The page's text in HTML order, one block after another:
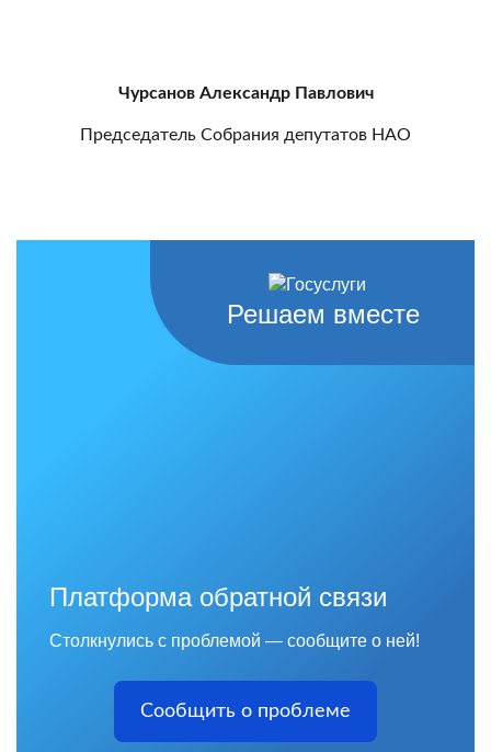
Чурсанов Александр Павлович
Председатель Собрания депутатов НАО
Решаем вместе
Платформа обратной связи
Столкнулись с проблемой — сообщите о ней!
Сообщить о проблеме